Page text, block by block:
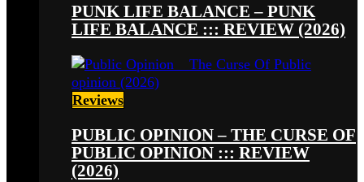
PUNK LIFE BALANCE – PUNK
LIFE BALANCE ::: REVIEW (2026)
Reviews
PUBLIC OPINION – THE CURSE OF
PUBLIC OPINION ::: REVIEW
(2026)